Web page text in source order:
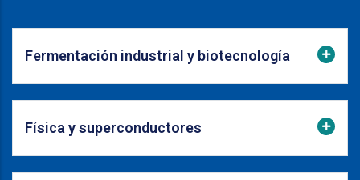
Fermentación industrial y biotecnología
Física y superconductores